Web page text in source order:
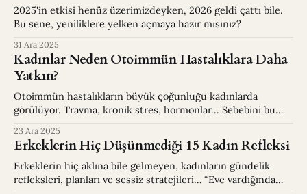
2025'in etkisi henüz üzerimizdeyken, 2026 geldi çattı bile.
Bu sene, yeniliklere yelken açmaya hazır mısınız?
31 Ara 2025
Kadınlar Neden Otoimmün Hastalıklara Daha
Yatkın?
Otoimmün hastalıkların büyük çoğunluğu kadınlarda
görülüyor. Travma, kronik stres, hormonlar... Sebebini bu
23 Ara 2025
Erkeklerin Hiç Düşünmediği 15 Kadın Refleksi
Erkeklerin hiç aklına bile gelmeyen, kadınların gündelik
refleksleri, planları ve sessiz stratejileri… “Eve vardığında